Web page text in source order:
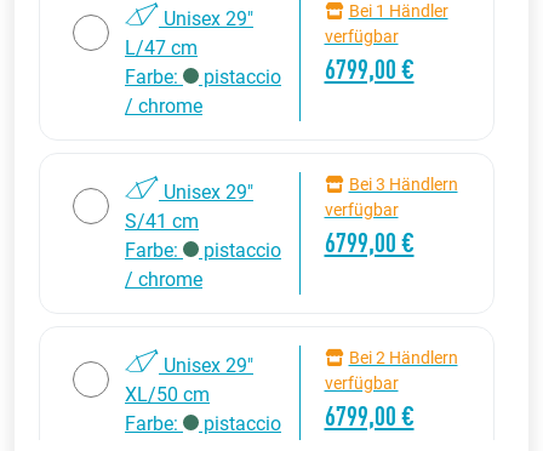
Unisex 29"
L/47 cm
Farbe:
pistaccio
/ chrome
Bei 1 Händler
verfügbar
6799,00 €
Unisex 29"
S/41 cm
Farbe:
pistaccio
/ chrome
Bei 3 Händlern
verfügbar
6799,00 €
Unisex 29"
XL/50 cm
Farbe:
pistaccio
Bei 2 Händlern
verfügbar
6799,00 €